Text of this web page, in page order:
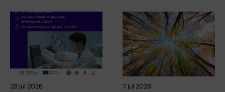
28 jul 2026 7 jul 2026